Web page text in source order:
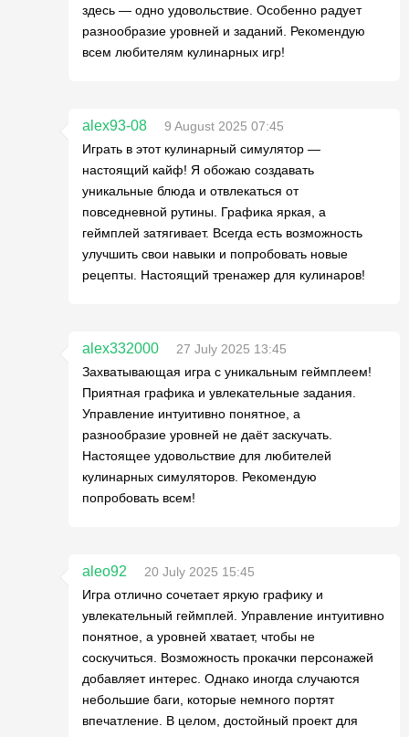
здесь — одно удовольствие. Особенно радует
разнообразие уровней и заданий. Рекомендую
всем любителям кулинарных игр!
alex93-08
9 August 2025 07:45
Играть в этот кулинарный симулятор —
настоящий кайф! Я обожаю создавать
уникальные блюда и отвлекаться от
повседневной рутины. Графика яркая, а
геймплей затягивает. Всегда есть возможность
улучшить свои навыки и попробовать новые
рецепты. Настоящий тренажер для кулинаров!
alex332000
27 July 2025 13:45
Захватывающая игра с уникальным геймплеем!
Приятная графика и увлекательные задания.
Управление интуитивно понятное, а
разнообразие уровней не даёт заскучать.
Настоящее удовольствие для любителей
кулинарных симуляторов. Рекомендую
попробовать всем!
aleo92
20 July 2025 15:45
Игра отлично сочетает яркую графику и
увлекательный геймплей. Управление интуитивно
понятное, а уровней хватает, чтобы не
соскучиться. Возможность прокачки персонажей
добавляет интерес. Однако иногда случаются
небольшие баги, которые немного портят
впечатление. В целом, достойный проект для